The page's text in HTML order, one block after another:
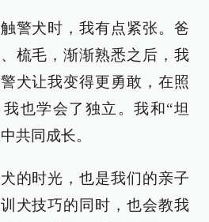
警犬时，我有点紧张。爸
梳毛，渐渐熟悉之后，我
犬让我变得更勇敢，在照
也学会了独立。我和“坦
共同成长。
的时光，也是我们的亲子
犬技巧的同时，也会教我